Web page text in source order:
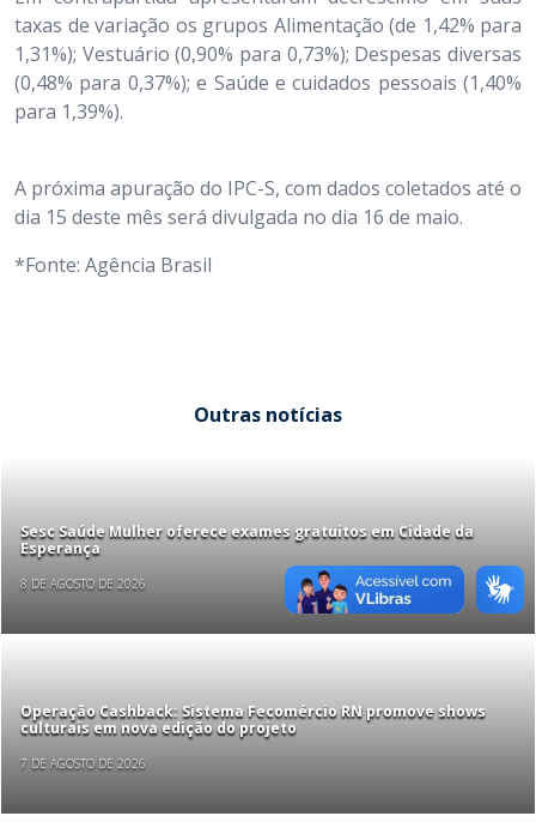
taxas de variação os grupos Alimentação (de 1,42% para
1,31%); Vestuário (0,90% para 0,73%); Despesas diversas
(0,48% para 0,37%); e Saúde e cuidados pessoais (1,40%
para 1,39%).
A próxima apuração do IPC-S, com dados coletados até o
dia 15 deste mês será divulgada no dia 16 de maio.
*Fonte: Agência Brasil
Outras notícias
Sesc Saúde Mulher oferece exames gratuitos em Cidade da
Esperança
8 DE AGOSTO DE 2026
Operação Cashback: Sistema Fecomércio RN promove shows
culturais em nova edição do projeto
7 DE AGOSTO DE 2026